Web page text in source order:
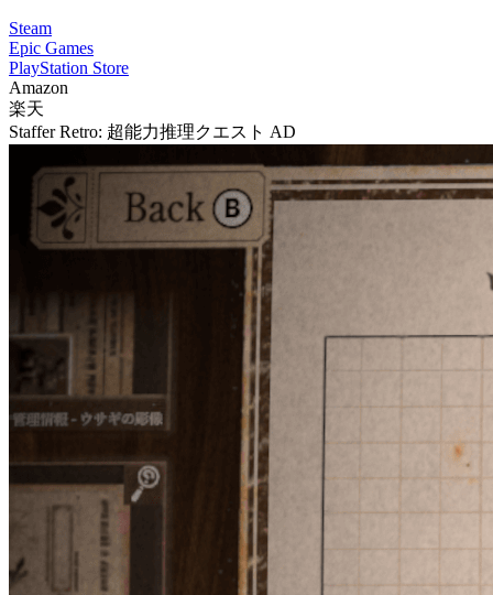
Steam
Epic Games
PlayStation Store
Amazon
楽天
Staffer Retro: 超能力推理クエスト AD